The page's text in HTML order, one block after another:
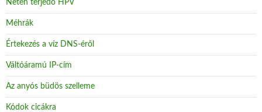
Neten terjedő HPV
Méhrák
Értekezés a víz DNS-éről
Váltóáramú IP-cím
Az anyós büdös szelleme
Kódok cicákra